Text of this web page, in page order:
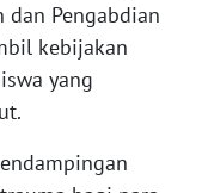
Pengabdian
kebijakan
yang